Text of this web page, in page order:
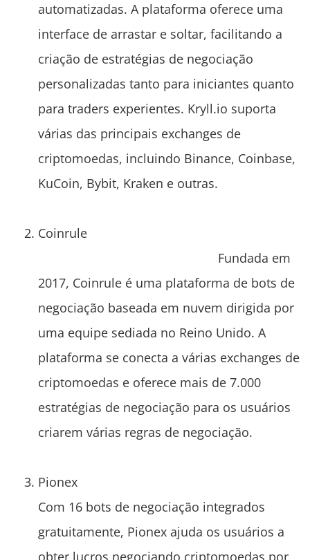
automatizadas. A plataforma oferece uma
interface de arrastar e soltar, facilitando a
criação de estratégias de negociação
personalizadas tanto para iniciantes quanto
para traders experientes. Kryll.io suporta
várias das principais exchanges de
criptomoedas, incluindo Binance, Coinbase,
KuCoin, Bybit, Kraken e outras.
Coinrule
Fundada em
2017, Coinrule é uma plataforma de bots de
negociação baseada em nuvem dirigida por
uma equipe sediada no Reino Unido. A
plataforma se conecta a várias exchanges de
criptomoedas e oferece mais de 7.000
estratégias de negociação para os usuários
criarem várias regras de negociação.
Pionex
Com 16 bots de negociação integrados
gratuitamente, Pionex ajuda os usuários a
obter lucros negociando criptomoedas por